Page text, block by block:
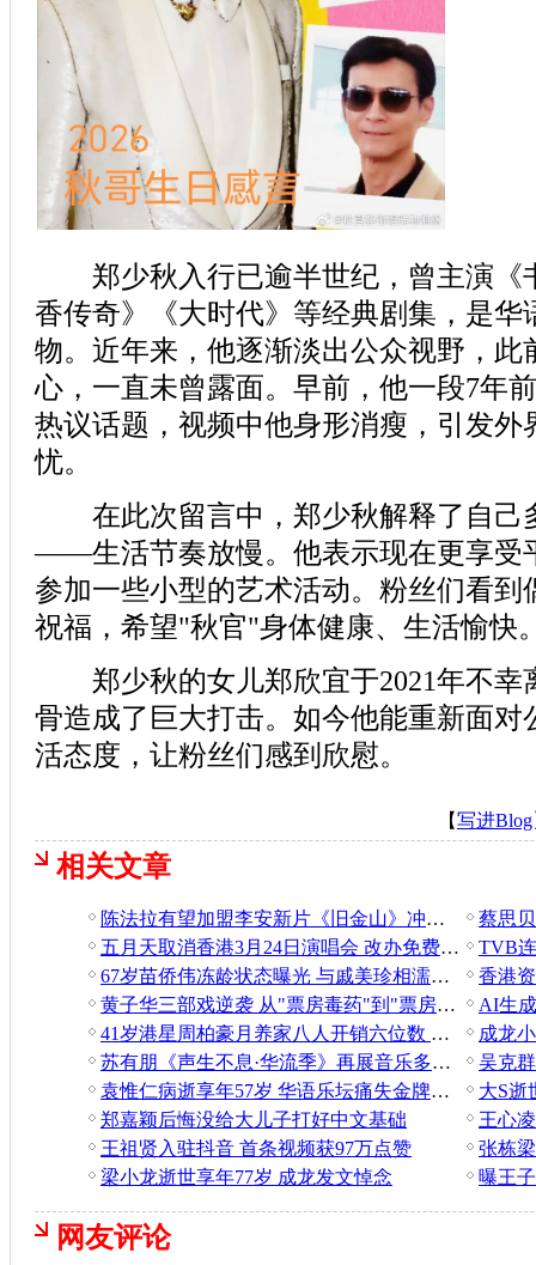
郑少秋入行已逾半世纪，曾主演《
香传奇》《大时代》等经典剧集，是华
物。近年来，他逐渐淡出公众视野，此
心，一直未曾露面。早前，他一段7年
热议话题，视频中他身形消瘦，引发外
忧。
在此次留言中，郑少秋解释了自己
——生活节奏放慢。他表示现在更享受
参加一些小型的艺术活动。粉丝们看到
祝福，希望"秋官"身体健康、生活愉快
郑少秋的女儿郑欣宜于2021年不幸
骨造成了巨大打击。如今他能重新面对
活态度，让粉丝们感到欣慰。
【写进Blog
相关文章
陈法拉有望加盟李安新片《旧金山》冲击奥斯卡
蔡思
五月天取消香港3月24日演唱会 改办免费彩排场补偿
67岁苗侨伟冻龄状态曝光 与戚美珍相濡以沫36年成典范
黄子华三部戏逆袭 从"票房毒药"到"票房灵药"
41岁港星周柏豪月养家八人开销六位数 转战内地维持收入
苏有朋《声生不息·华流季》再展音乐多样性 连续两期呈现反差舞台
袁惟仁病逝享年57岁 华语乐坛痛失金牌制作人
郑嘉颖后悔没给大儿子打好中文基础
王祖贤入驻抖音 首条视频获97万点赞
梁小龙逝世享年77岁 成龙发文悼念
曝王
网友评论